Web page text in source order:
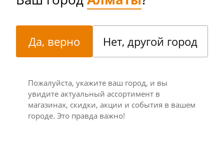
Да, верно Нет, другой город
Пожалуйста, укажите ваш город, и вы
увидите актуальный ассортимент в
магазинах, скидки, акции и события в вашем
городе. Это правда важно!